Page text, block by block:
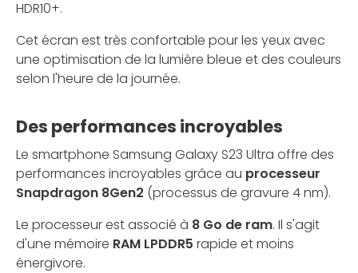
HDR10+.
Cet écran est très confortable pour les yeux avec
une optimisation de la lumière bleue et des couleurs
selon l'heure de la journée.
Des performances incroyables
Le smartphone Samsung Galaxy S23 Ultra offre des
performances incroyables grâce au processeur
Snapdragon 8Gen2 (processus de gravure 4 nm).
Le processeur est associé à 8 Go de ram. Il s'agit
d'une mémoire RAM LPDDR5 rapide et moins
énergivore.